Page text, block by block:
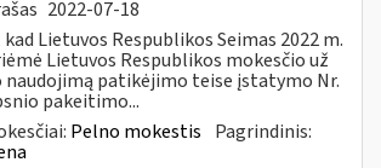
2022-07-18
Lietuvos Respublikos Seimas 2022 m.
Lietuvos Respublikos mokesčio už
patikėjimo teise įstatymo Nr.
pakeitimo...
Pelno mokestis Pagrindinis: